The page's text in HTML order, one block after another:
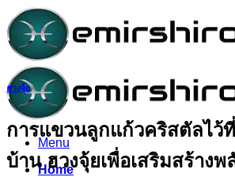
Skip
to
content
Menu
Home
ฮวงจุ้ย
การแขวนลูกแก้วคริสตัลไว้
บ้าน ฮวงจุ้ยเพื่อเสริมสร้างพ